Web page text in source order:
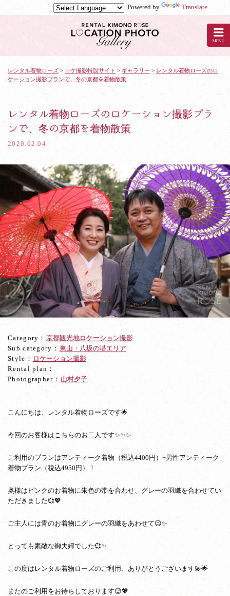
Powered by
Translate
ル
ー
ケ
撮
ン
タ
ル
着
物
ロ
ー
ズ
の
ロ
ケ
ー
プ
で、
冬
レンタル着物ローズ > ロケ撮影特設サイト > ギャラリー > レンタル着物ローズのロ
ケーション撮影プランで、冬の京都を着物散策
レンタル着物ローズのロケーション撮影プラ
ンで、冬の京都を着物散策
2020.02.04
Category： 京都観光地ロケーション撮影
Sub category： 東山・八坂の塔エリア
Style： ロケーション撮影
Rental plan：
Photographer： 山村夕子
こんにちは、レンタル着物ローズです🌟
今回のお客様はこちらのお二人です✨✨✨
ご利用のプランはアンティーク着物（税込4400円）+男性アンティーク
着物プラン（税込4950円）！
奥様はピンクのお着物に朱色の帯を合わせ、グレーの羽織を合わせてい
ただきました💞💖
ご主人には青のお着物にグレーの羽織をあわせて😉✨
とっても素敵な御夫婦でした💞✨
この度はレンタル着物ローズのご利用、ありがとうございます💫🌟
またのご利用をお待ちしております😉💖